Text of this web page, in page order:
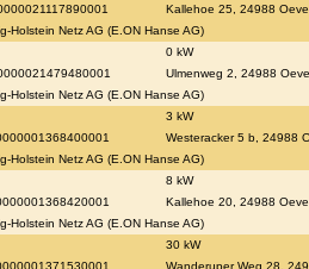
Kallehoe 25, 24988
Holstein Netz AG (E.ON Hanse AG)
0 kW
Ulmenweg 2, 24988
Holstein Netz AG (E.ON Hanse AG)
3 kW
Westeracker 5 b, 24988
Holstein Netz AG (E.ON Hanse AG)
8 kW
Kallehoe 20, 24988
Holstein Netz AG (E.ON Hanse AG)
30 kW
Wanderuper Weg 28,